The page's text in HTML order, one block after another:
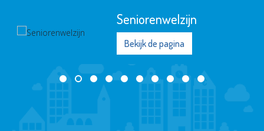
Seniorenwelzijn
Bekijk de pagina